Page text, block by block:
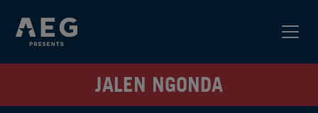
JALEN NGONDA